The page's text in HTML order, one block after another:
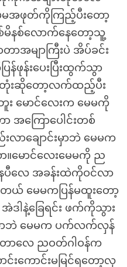
ေမအဖုတ်ကိုကြည့်ပီးတော့
မိနစ်လောက်နေတော့သူ့
မျာကြီးပဲ အိပ်ခင်း
ြန်ဖုန်းပေးပြီးထွက်သွာ
းဆိုတော့လက်ထည့်ပီး
မောင်လေးက မေမကို
ကြောပေါင်းတစ်
ာချောင်းမှာဘဲ မေမက
။မောင်လေးမေမကို ည
ေပီလေ အခန်းထဲကိုဝင်လာ
ယ် မေမကပြန်မထူးတော့
ဒါနဲ့ခြေရင်း ဖက်ကိုသွား
တာဘဲ မေမက ပက်လက်လှန်
နေတာလေ ညဝတ်ဂါဝန်က
းကောင်းမမြင်ရတော့လှ